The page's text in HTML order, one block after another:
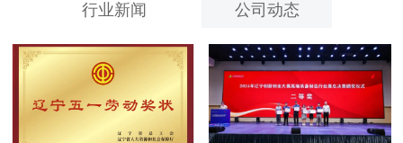
企业荣誉
专利技术
校企合作
行业新闻 公司动态